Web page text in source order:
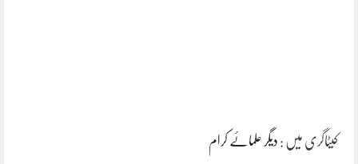
کیٹاگری میں : دیگر علمائے کرام